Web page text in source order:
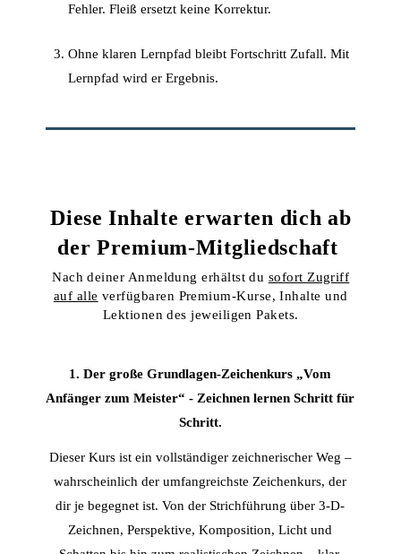
Fehler. Fleiß ersetzt keine Korrektur.
Ohne klaren Lernpfad bleibt Fortschritt Zufall. Mit
Lernpfad wird er Ergebnis.
Diese Inhalte erwarten dich ab
der Premium-Mitgliedschaft
Nach deiner Anmeldung erhältst du sofort Zugriff
auf alle verfügbaren Premium-Kurse, Inhalte und
Lektionen des jeweiligen Pakets.
1. Der große Grundlagen-Zeichenkurs „Vom
Anfänger zum Meister“ - Zeichnen lernen Schritt für
Schritt.
Dieser Kurs ist ein vollständiger zeichnerischer Weg –
wahrscheinlich der umfangreichste Zeichenkurs, der
dir je begegnet ist. Von der Strichführung über 3-D-
Zeichnen, Perspektive, Komposition, Licht und